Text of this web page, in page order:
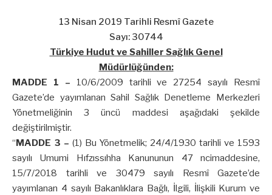
13 Nisan 2019 Tarihli Resmî Gazete
Sayı: 30744
Türkiye Hudut ve Sahiller Sağlık Genel
Müdürlüğünden:
MADDE 1 – 10/6/2009 tarihli ve 27254 sayılı Resmî
Gazete’de yayımlanan Sahil Sağlık Denetleme Merkezleri
Yönetmeliğinin 3 üncü maddesi aşağıdaki şekilde
değiştirilmiştir.
“MADDE 3 – (1) Bu Yönetmelik; 24/4/1930 tarihli ve 1593
sayılı Umumi Hıfzıssıhha Kanununun 47 ncimaddesine,
15/7/2018 tarihli ve 30479 sayılı Resmî Gazete’de
yayımlanan 4 sayılı Bakanlıklara Bağlı, İlgili, İlişkili Kurum ve